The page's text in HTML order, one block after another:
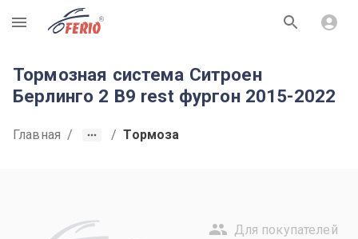
R
Тормозная система Ситроен
Берлинго 2 B9 rest фургон 2015-2022
Главная / / Тормоза
Для покупателей